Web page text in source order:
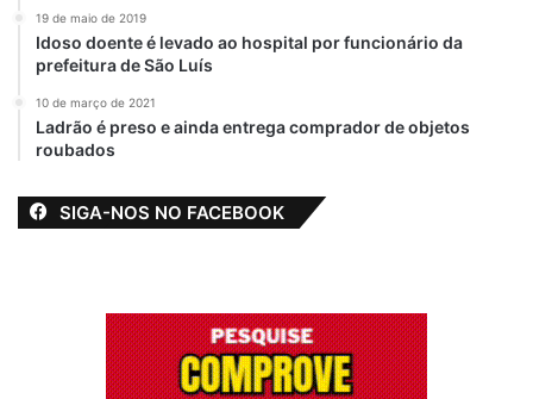
19 de maio de 2019
Idoso doente é levado ao hospital por funcionário da
prefeitura de São Luís
10 de março de 2021
Ladrão é preso e ainda entrega comprador de objetos
roubados
SIGA-NOS NO FACEBOOK